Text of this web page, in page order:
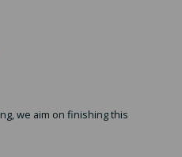
we aim on finishing this